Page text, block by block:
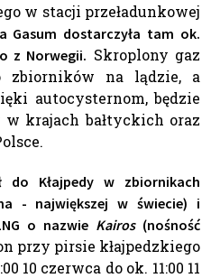
w stacji przeładunkowej
Gasum dostarczyła tam ok.
z Norwegii. Skroplony gaz
zbiorników na lądzie, a
autocysternom, będzie
w krajach bałtyckich oraz
do Kłajpedy w zbiornikach
- największej w świecie) i
o nazwie Kairos(nośność
przy pirsie kłajpedzkiego
10 czerwca do ok. 11:00 11